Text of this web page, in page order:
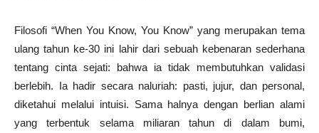
Filosofi “When You Know, You Know” yang merupakan tema
ulang tahun ke-30 ini lahir dari sebuah kebenaran sederhana
tentang cinta sejati: bahwa ia tidak membutuhkan validasi
berlebih. Ia hadir secara naluriah: pasti, jujur, dan personal,
diketahui melalui intuisi. Sama halnya dengan berlian alami
yang terbentuk selama miliaran tahun di dalam bumi,